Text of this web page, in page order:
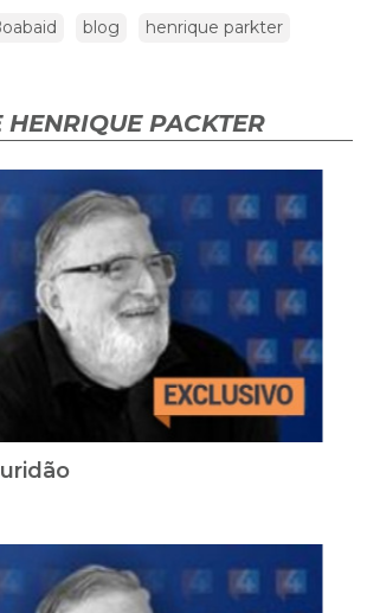
blog henrique parkter
HENRIQUE PACKTER